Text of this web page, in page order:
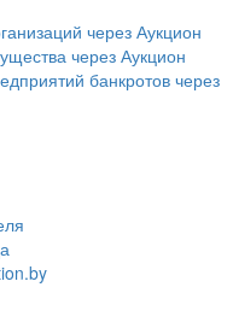
через Аукцион
через Аукцион
банкротов через